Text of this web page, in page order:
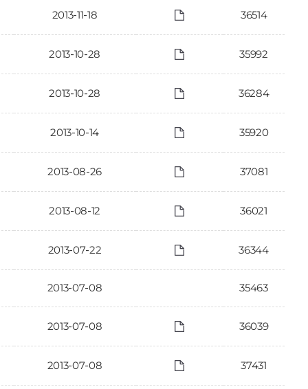
2013-11-18 36514
2013-10-28 35992
2013-10-28 36284
2013-10-14 35920
2013-08-26 37081
2013-08-12 36021
2013-07-22 36344
2013-07-08 35463
2013-07-08 36039
2013-07-08 37431